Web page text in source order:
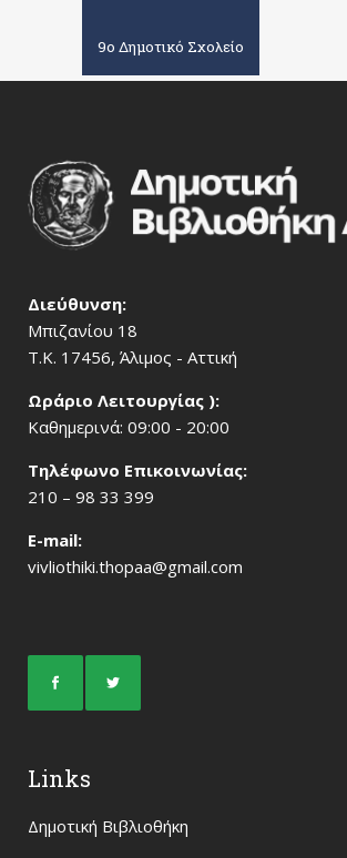
9ο Δημοτικό Σχολείο
Διεύθυνση:
Μπιζανίου 18
Τ.Κ. 17456, Άλιμος - Αττική
Ωράριο Λειτουργίας ):
Καθημερινά: 09:00 - 20:00
Τηλέφωνο Επικοινωνίας:
210 – 98 33 399
Ε-mail:
vivliothiki.thopaa@gmail.com
Links
Δημοτική Βιβλιοθήκη